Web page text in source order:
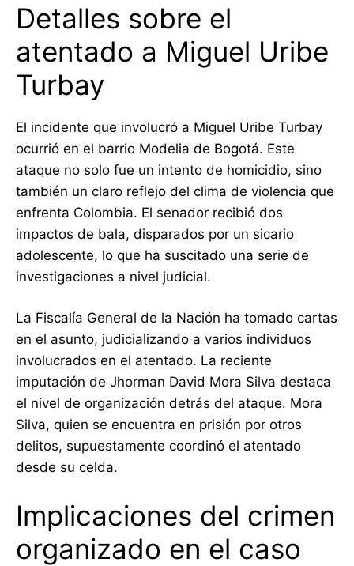
Detalles sobre el
atentado a Miguel Uribe
Turbay
El incidente que involucró a Miguel Uribe Turbay
ocurrió en el barrio Modelia de Bogotá. Este
ataque no solo fue un intento de homicidio, sino
también un claro reflejo del clima de violencia que
enfrenta Colombia. El senador recibió dos
impactos de bala, disparados por un sicario
adolescente, lo que ha suscitado una serie de
investigaciones a nivel judicial.
La Fiscalía General de la Nación ha tomado cartas
en el asunto, judicializando a varios individuos
involucrados en el atentado. La reciente
imputación de Jhorman David Mora Silva destaca
el nivel de organización detrás del ataque. Mora
Silva, quien se encuentra en prisión por otros
delitos, supuestamente coordinó el atentado
desde su celda.
Implicaciones del crimen
organizado en el caso